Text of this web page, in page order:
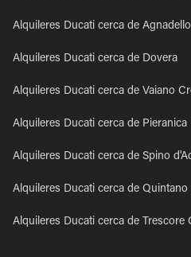
Alquileres Ducati cerca de Agnadello
Alquileres Ducati cerca de Dovera
Alquileres Ducati cerca de Vaiano
Alquileres Ducati cerca de Pieranica
Alquileres Ducati cerca de Spino
Alquileres Ducati cerca de Quintano
Alquileres Ducati cerca de Trescore